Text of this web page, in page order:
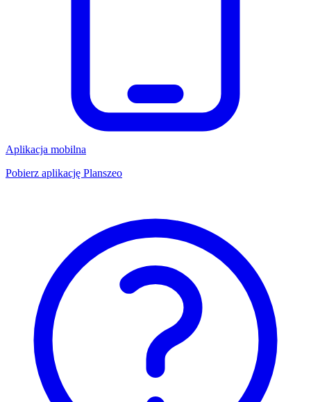
Aplikacja mobilna
Pobierz aplikację Planszeo